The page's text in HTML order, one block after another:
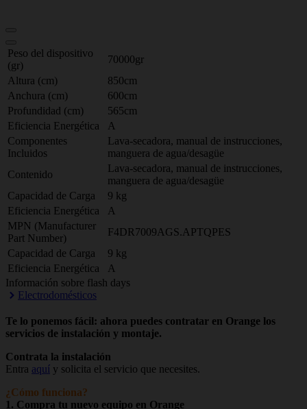
Peso del dispositivo
(gr)
70000gr
Altura (cm)
850cm
Anchura (cm)
600cm
Profundidad (cm)
565cm
Eficiencia Energética
A
Componentes
Incluidos
Lava-secadora, manual de instrucciones,
manguera de agua/desagüe
Contenido
Lava-secadora, manual de instrucciones,
manguera de agua/desagüe
Capacidad de Carga
9 kg
Eficiencia Energética
A
MPN (Manufacturer
Part Number)
F4DR7009AGS.APTQPES
Capacidad de Carga
9 kg
Eficiencia Energética
A
Información sobre flash days
Electrodomésticos
Te lo ponemos fácil: ahora puedes contratar en Orange los
servicios de instalación y montaje.
Contrata la instalación
Entra aquí y solicita el servicio que necesites.
¿Cómo funciona?
1. Compra tu nuevo equipo en Orange